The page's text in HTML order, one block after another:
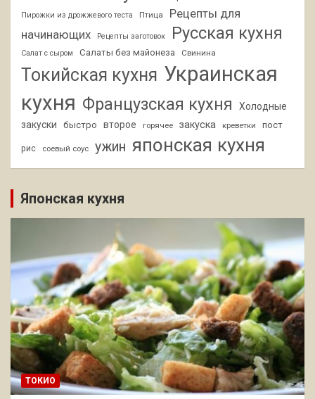
Пирожки из дрожжевого теста Птица
Рецепты для
начинающих
Рецепты заготовок Русская кухня
Салат с сыром Салаты без майонеза Свинина
Токийская кухня Украинская
кухня Французская кухня
Холодные
закуски
быстро второе горячее закуска креветки пост
рис соевый соус ужин японская кухня
Японская кухня
ТОКИО